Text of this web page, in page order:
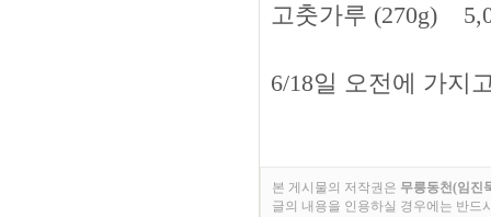
고춧가루 (270g)
6/18일 오전에 가지
본 게시물의 저작권은 무릉동천(임진
글의 내용을 인용하실 경우에는 반드